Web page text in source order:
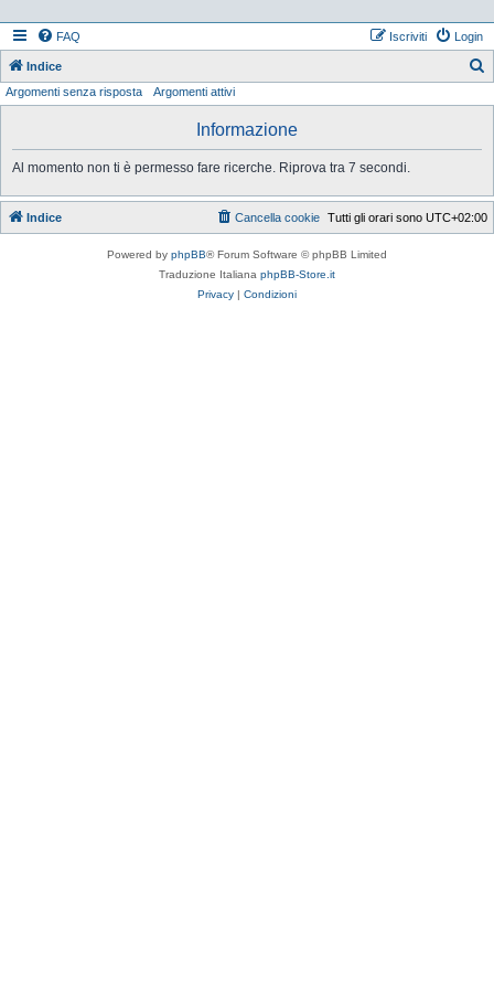
FAQ Login
Iscriviti
Indice
Argomenti senza risposta Argomenti attivi
Informazione
Al momento non ti è permesso fare ricerche. Riprova tra 7 secondi.
Indice Tutti gli orari sono UTC+02:00
Cancella cookie
Powered by phpBB® Forum Software © phpBB Limited
Traduzione Italiana phpBB-Store.it
Privacy | Condizioni